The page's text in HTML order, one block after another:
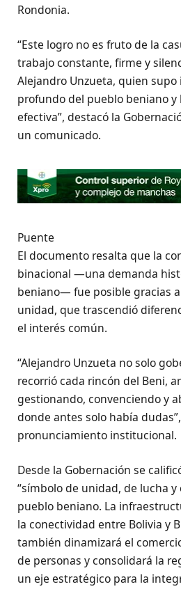
Rondonia.
“Este logro no es fruto de la
trabajo constante, firme y
Alejandro Unzueta, quien
profundo del pueblo beniano
efectiva”, destacó la
un comunicado.
Puente
El documento resalta que la
binacional —una demanda
beniano— fue posible gracias
unidad, que trascendió
el interés común.
“Alejandro Unzueta no solo
recorrió cada rincón del Beni,
gestionando, convenciendo y
donde antes solo había
pronunciamiento institucional.
Desde la Gobernación se
“símbolo de unidad, de lucha y
pueblo beniano. La
la conectividad entre Bolivia y
también dinamizará el
de personas y consolidará la
un eje estratégico para la